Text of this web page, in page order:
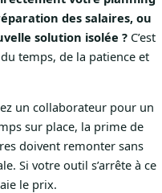
des salaires, ou
solution isolée ? C’est
temps, de la patience et
un collaborateur pour un
sur place, la prime de
doivent remonter sans
Si votre outil s’arrête à ce
le prix.